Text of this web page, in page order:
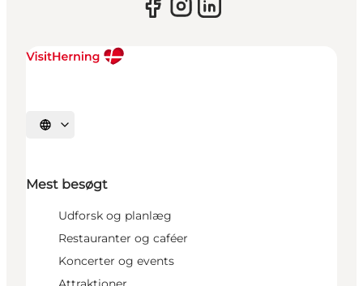
Vælg sprog
Mest besøgt
Udforsk og planlæg
Restauranter og caféer
Koncerter og events